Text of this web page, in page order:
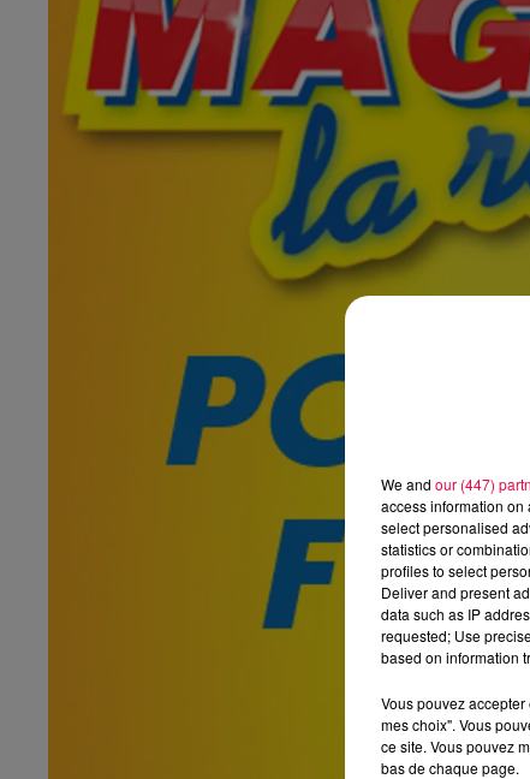
We and our (447)
access information on
select personalised
statistics or
profiles to select
Deliver and present
data such as IP
requested; Use
based on information
Vous pouvez
mes choix". Vous
ce site. Vous pouvez
bas de chaque page.